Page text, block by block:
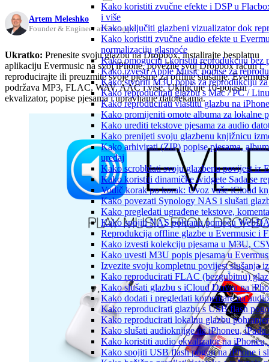
Kako koristiti zvučne efekte i DSP u
i više
Kako uključiti glazbeni vizualizator dok
Kako koristiti zvučne audio efekte u
normalizaciju glasnoće
Kako omogućiti i koristiti reprodukciju bez
Kako izvesti Apple Music popise za
Kako stvoriti M3U popis za reprodukciju
Kako reproducirati glazbu s Mac / PC /
Kako reproducirati vlastitu glazbu na
Kako promijeniti omote albuma za lokalne
Kako urediti tekstove pjesama za audio
Kako prenijeti svoju glazbenu knjižnicu
Kako arhivirati (ZIP) popise pjesama,
uređaj
Kako scrobblati svoju glazbenu povijest iz
Kako koristiti dinamičke widgete Sada se
Vodič korak po korak: Uvoz vaše iCloud
Kako povezati Synology NAS i slušati
Kako pregledati ugrađene tekstove,
Kako spojiti NAS pohranu pomoću
Reprodukcija offline glazbe u Evermusic i
Kako izvesti kolekciju pjesama u M3U,
Kako uvesti M3U popis pjesama u
Izvezite svoju kompletnu povijest slušanja
Kako reproducirati FLAC (bezgubitnu)
Kako slušati glazbu s iCloud Drivea na
Kako dodati i pregledati komentare na
Kako reproducirati glazbu s USB flash
Kako reproducirati lokalnu glazbu
Kako slušati audioknjige na iPhoneu,
Kako koristiti audio ekvalizator na
Kako spojiti USB flash pogon na iPhone i
Artem Meleshko
Founder & Engineer at Everappz
Ukratko: Prenesite svoju glazbu na Dropbox, instalirajte besplatnu
aplikaciju Evermusic na svoj iPhone, povežite svoj Dropbox račun i
reproducirajte ili preuzmite svoje pjesme za offline slušanje.
podržava MP3, FLAC, WAV, AAC i više. Uključuje 10-pojasni
ekvalizator, popise pjesama i upravljanje datotekama.